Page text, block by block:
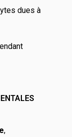
dues à
,